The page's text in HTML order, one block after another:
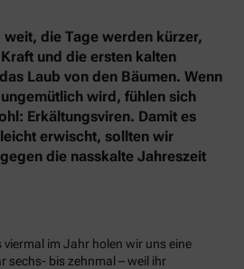
die Tage werden kürzer,
und die ersten kalten
Laub von den Bäumen. Wenn
wird, fühlen sich
Erkältungsviren. Damit es
erwischt, sollten wir
die nasskalte Jahreszeit
im Jahr holen wir uns eine
sechs- bis zehnmal – weil ihr